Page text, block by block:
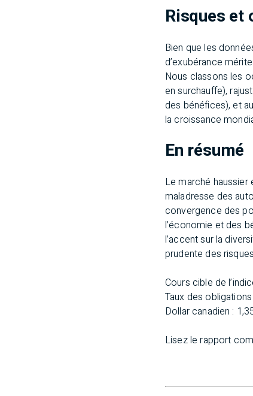
Risques et
Bien que les
d’exubérance
Nous classons les
en surchauffe),
des bénéfices), et
la croissance
En résumé
Le marché haussier
maladresse des
convergence des
l’économie et des
l’accent sur la
prudente des
Cours cible de
Taux des
Dollar canadien :
Lisez le rapport